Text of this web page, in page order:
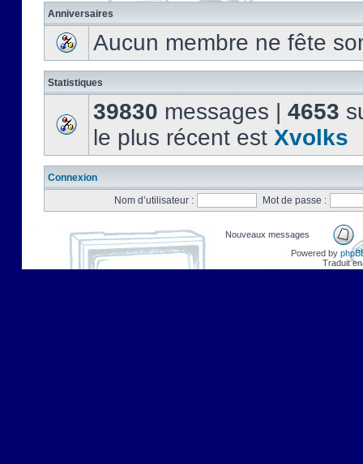
Anniversaires
Aucun membre ne fête
Statistiques
39830 messages | 4653
le plus récent est Xvolks
Connexion
Nom d’utilisateur :
Mot de passe :
Nouveaux messages
Powered by
Traduit